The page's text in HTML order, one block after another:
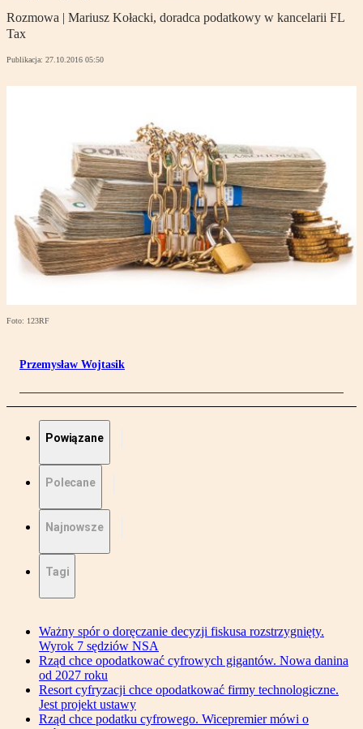
Rozmowa | Mariusz Kołacki, doradca podatkowy w kancelarii FL
Tax
Publikacja: 27.10.2016 05:50
Foto: 123RF
Przemysław Wojtasik
Powiązane
Polecane
Najnowsze
Tagi
Ważny spór o doręczanie decyzji fiskusa rozstrzygnięty.
Wyrok 7 sędziów NSA
Rząd chce opodatkować cyfrowych gigantów. Nowa danina
od 2027 roku
Resort cyfryzacji chce opodatkować firmy technologiczne.
Jest projekt ustawy
Rząd chce podatku cyfrowego. Wicepremier mówi o